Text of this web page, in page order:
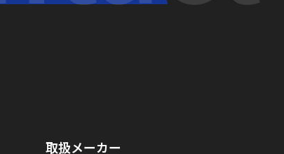
取扱メーカー